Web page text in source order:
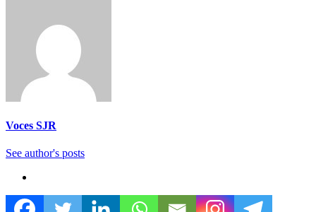
Voces SJR
See author's posts